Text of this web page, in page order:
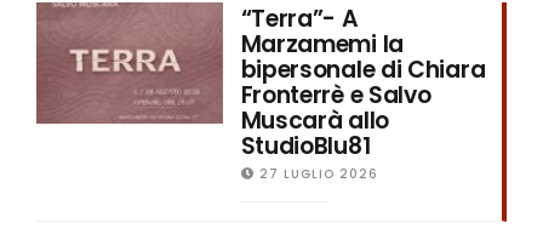
“Terra”- A
Marzamemi la
bipersonale di Chiara
Fronterrè e Salvo
Muscarà allo
StudioBlu81
27 LUGLIO 2026